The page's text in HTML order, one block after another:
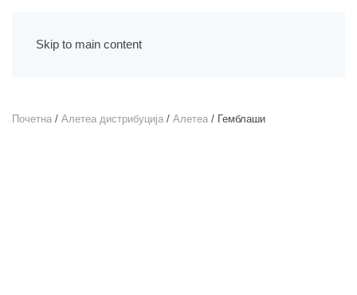
Skip to main content
Почетна / Алетеа дистрибуција / Алетеа / Гемблаши